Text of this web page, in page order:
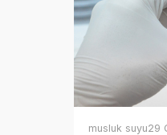
musluk suyu29